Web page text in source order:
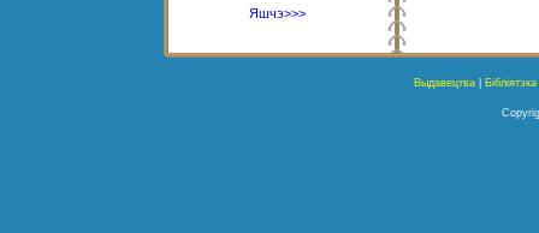
Яшчэ>>>
Выдавецтва| Бібліятэка